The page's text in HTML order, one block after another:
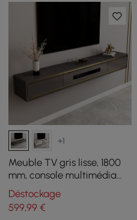
+1
Meuble TV gris lisse, 1800
mm, console multimédia
flottante minimaliste
postmoderne avec
rangement
Déstockage
599,99 €